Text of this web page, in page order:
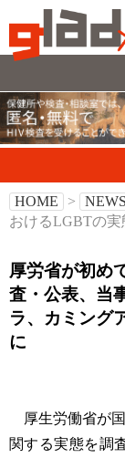
HOME > NEWS
おけるLGBTの
厚労省が初め
査・公表、当
ラ、カミング
に
厚生労働省が
関する実態を調